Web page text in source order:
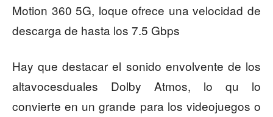
Motion 360 5G, loque ofrece una velocidad de
descarga de hasta los 7.5 Gbps
Hay que destacar el sonido envolvente de los
altavocesduales Dolby Atmos, lo qu lo
convierte en un grande para los videojuegos o